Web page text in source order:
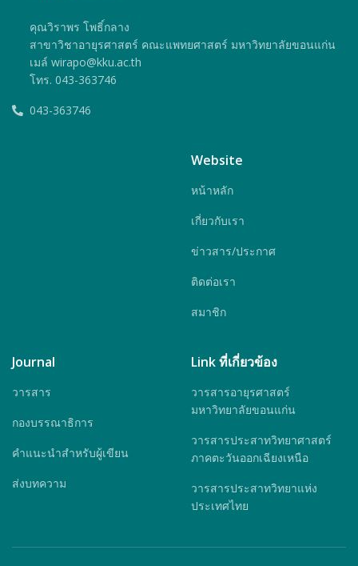
คุณวิราพร โพธิ์กลาง
สาขาวิชาอายุรศาสตร์ คณะแพทยศาสตร์ มหาวิทยาลัยขอนแก่น
เมล์ wirapo@kku.ac.th
โทร. 043-363746
043-363746
Website
หน้าหลัก
เกี่ยวกับเรา
ข่าวสาร/ประกาศ
ติดต่อเรา
สมาชิก
Journal
วารสาร
กองบรรณาธิการ
คำแนะนำสำหรับผู้เขียน
ส่งบทความ
Link ที่เกี่ยวข้อง
วารสารอายุรศาสตร์
มหาวิทยาลัยขอนแก่น
วารสารประสาทวิทยาศาสตร์
ภาคตะวันออกเฉียงเหนือ
วารสารประสาทวิทยาแห่ง
ประเทศไทย